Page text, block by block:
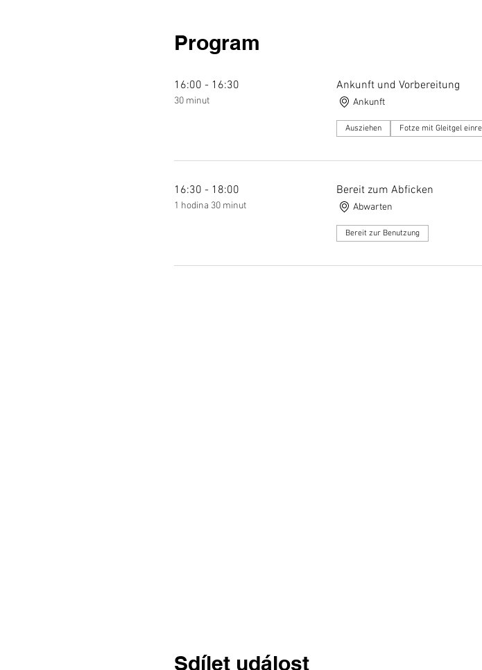
Program
16:00 - 16:30
30 minut
Ankunft und Vorbereitung
Ankunft
Ausziehen Fotze mit Gleitgel
16:30 - 18:00
1 hodina 30 minut
Bereit zum Abficken
Abwarten
Bereit zur Benutzung
Sdílet událost